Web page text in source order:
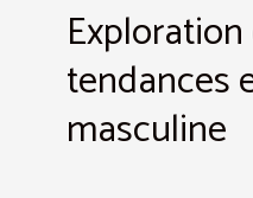
tendances
masculine